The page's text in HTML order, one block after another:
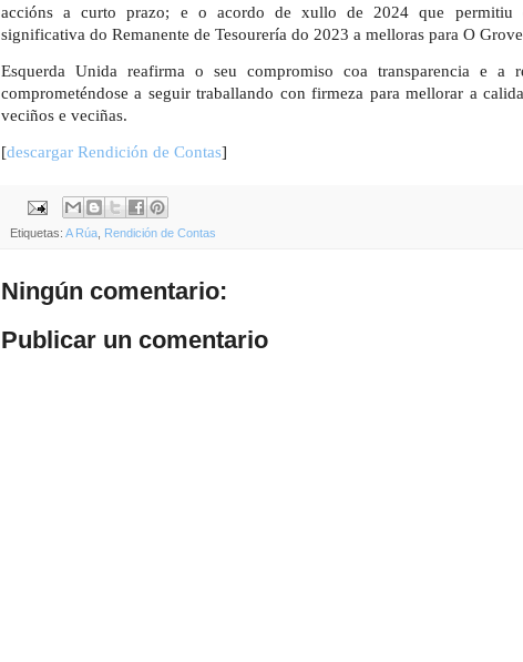
accións a curto prazo; e o acordo de xullo de 2024 que permitiu
significativa do Remanente de Tesourería do 2023 a melloras para O
Esquerda Unida reafirma o seu compromiso coa transparencia e a
comprometéndose a seguir traballando con firmeza para mellorar a
veciños e veciñas.
[descargar Rendición de Contas]
Etiquetas: A Rúa Rendición de Contas
Ningún comentario:
Publicar un comentario